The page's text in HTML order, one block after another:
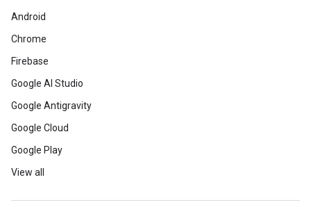
Android
Chrome
Firebase
Google AI Studio
Google Antigravity
Google Cloud
Google Play
View all